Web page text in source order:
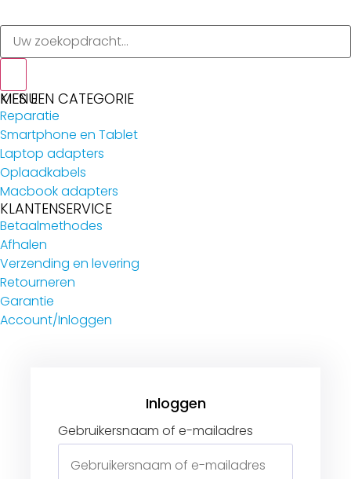
MENU
KIES EEN CATEGORIE
Reparatie
Smartphone en Tablet
Laptop adapters
Oplaadkabels
Macbook adapters
KLANTENSERVICE
Betaalmethodes
Afhalen
Verzending en levering
Retourneren
Garantie
Account/Inloggen
Gebruikersnaam of e-mailadres